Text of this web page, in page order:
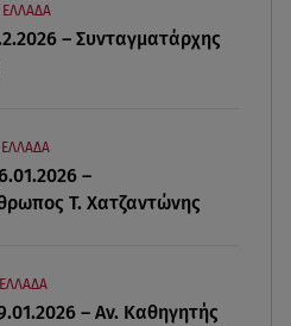
η χώρα για
ναι σε έναν
ΕΛΛΑΔΑ
– Συνταγματάρχης
ΕΛΛΑΔΑ
–
Τ. Χατζαντώνης
ΕΛΛΑΔΑ
– Αν. Καθηγητής